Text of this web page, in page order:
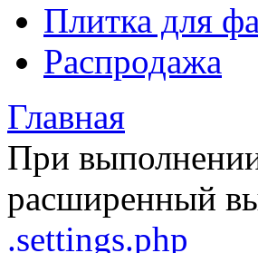
Плитка для
Распродажа
Главная
При
расширенный
.settings.php